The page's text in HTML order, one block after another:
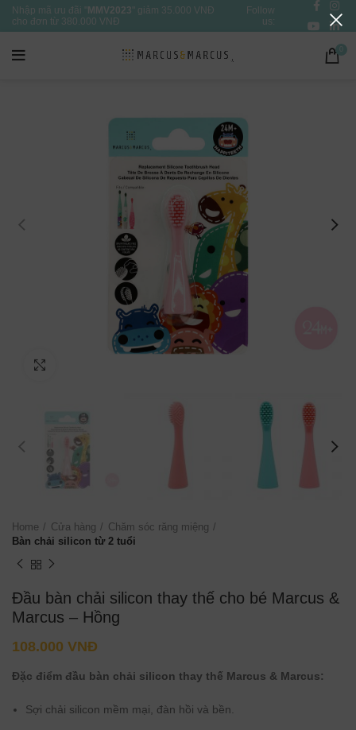
Nhập mã ưu đãi " MMV2023 " giảm 35.000 VNĐ
cho đơn từ 380.000 VNĐ
Follow
us:
Home Cửa hàng
Chăm sóc răng miệng
Bàn chải silicon từ 2 tuổi
Đầu bàn chải silicon thay thế cho bé Marcus &
Marcus – Hồng
108.000 VNĐ
Đặc điểm đầu bàn chải silicon thay thế Marcus & Marcus:
Sợi chải silicon mềm mại, đàn hồi và bền.